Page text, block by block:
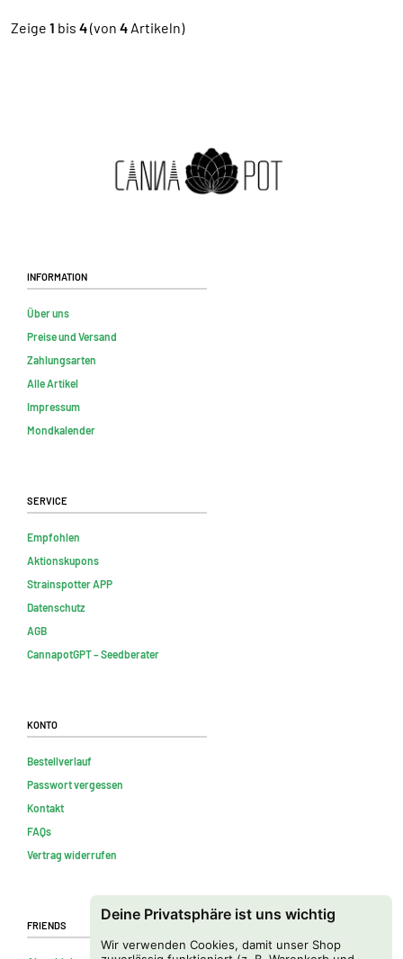
Deine Privatsphäre ist uns wichtig
Wir verwenden Cookies, damit unser Shop
Zeige 1 bis 4(von 4 Artikeln)
Information
Über uns
Preise und Versand
Zahlungsarten
Alle Artikel
Impressum
Mondkalender
Service
Empfohlen
Aktionskupons
Strainspotter APP
Datenschutz
AGB
CannapotGPT – Seedberater
Konto
Bestellverlauf
Passwort vergessen
Kontakt
FAQs
Vertrag widerrufen
Friends